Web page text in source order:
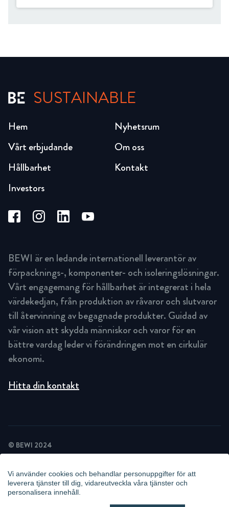
Vi använder cookies och behandlar personuppgifter för att
leverera tjänster till dig, vidareutveckla våra tjänster och
personalisera innehåll.
SUSTAINABLE
Hem
Vårt erbjudande
Hållbarhet
Investors
Nyhetsrum
Om oss
Kontakt
BEWI är en ledande internationell leverantör av
förpacknings-, komponenter- och isoleringslösningar.
Vårt engagemang för hållbarhet är integrerat i hela
värdekedjan, från produktion av råvaror och slutvaror
till återvinning av begagnade produkter. Guidad av
vår vision att skydda människor och varor för en
bättre vardag leder vi förändringen mot en cirkulär
ekonomi.
Hitta din kontakt
© BEWI 2024
INTEGRITETSPOLICY
NYHETSBREV INTEGRITETSPOLICY
POLICY VIDEOÖVERVAKNING